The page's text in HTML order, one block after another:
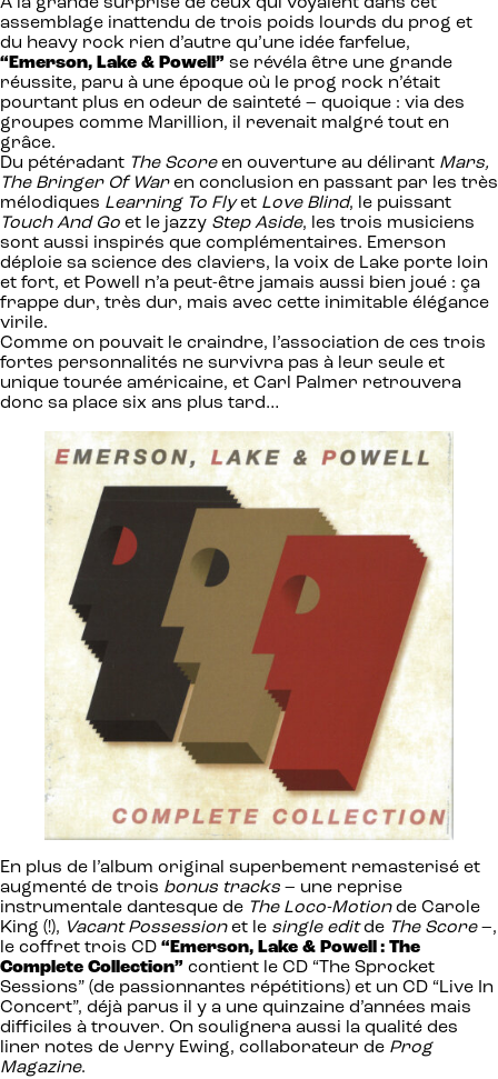
assemblage inattendu de trois poids lourds du prog et
du heavy rock rien d’autre qu’une idée farfelue,
“Emerson, Lake & Powell” se révéla être une grande
réussite, paru à une époque où le prog rock n’était
pourtant plus en odeur de sainteté – quoique : via des
groupes comme Marillion, il revenait malgré tout en
grâce.
Du pétéradant The Scoreen ouverture au délirant Mars,
The Bringer Of Waren conclusion en passant par les très
mélodiques Learning To Flyet Love Blind, le puissant
Touch And Go et le jazzy Step Aside, les trois musiciens
sont aussi inspirés que complémentaires. Emerson
déploie sa science des claviers, la voix de Lake porte loin
et fort, et Powell n’a peut-être jamais aussi bien joué : ça
frappe dur, très dur, mais avec cette inimitable élégance
virile.
Comme on pouvait le craindre, l’association de ces trois
fortes personnalités ne survivra pas à leur seule et
unique tourée américaine, et Carl Palmer retrouvera
donc sa place six ans plus tard…
En plus de l’album original superbement remasterisé et
augmenté de trois bonus tracks – une reprise
instrumentale dantesque de The Loco-Motionde Carole
King (!), Vacant Possessionet le single editde The Score–,
le coffret trois CD “Emerson, Lake & Powell : The
Complete Collection” contient le CD “The Sprocket
Sessions” (de passionnantes répétitions) et un CD “Live In
Concert”, déjà parus il y a une quinzaine d’années mais
difficiles à trouver. On soulignera aussi la qualité des
liner notes de Jerry Ewing, collaborateur de Prog
Magazine.